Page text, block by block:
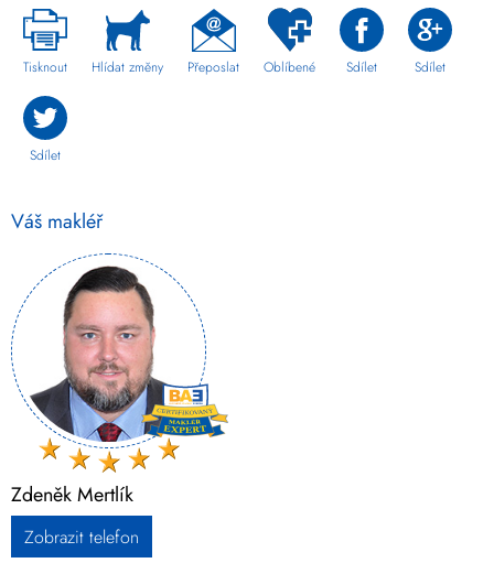
Tisknout Hlídat změny Přeposlat Oblíbené Sdílet Sdílet
Sdílet
Váš makléř
Zdeněk Mertlík
Zobrazit telefon